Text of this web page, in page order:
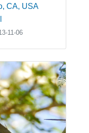
CA, USA
11-06